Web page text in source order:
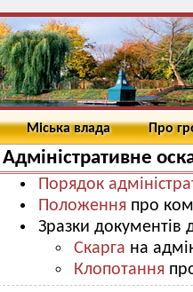
Міська влада Про
Адміністративне
Порядок
Положення про
Зразки документів
Скарга на
Клопотання